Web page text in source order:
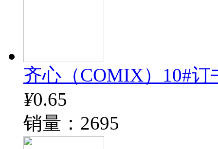
齐心（COMIX）10#订
¥0.65
销量：2695